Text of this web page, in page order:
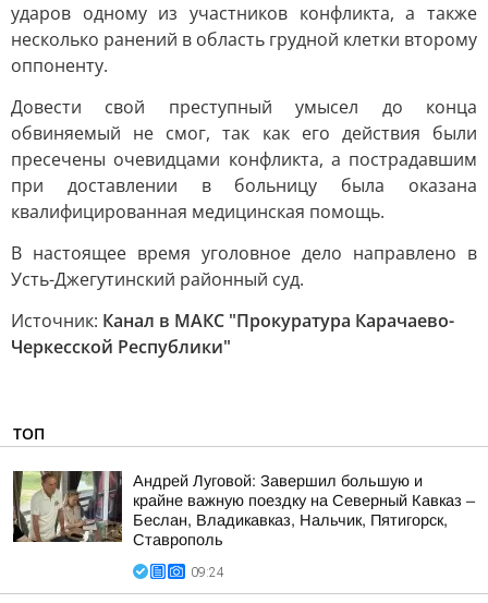
ударов одному из участников конфликта, а также
несколько ранений в область грудной клетки второму
оппоненту.
Довести свой преступный умысел до конца
обвиняемый не смог, так как его действия были
пресечены очевидцами конфликта, а пострадавшим
при доставлении в больницу была оказана
квалифицированная медицинская помощь.
В настоящее время уголовное дело направлено в
Усть-Джегутинский районный суд.
Источник: Канал в МАКС "Прокуратура Карачаево-
Черкесской Республики"
ТОП
Андрей Луговой: Завершил большую и
крайне важную поездку на Северный Кавказ –
Беслан, Владикавказ, Нальчик, Пятигорск,
Ставрополь
09:24